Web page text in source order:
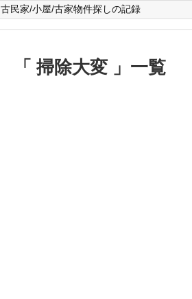
古民家/小屋/古家物件探しの記録
「 掃除大変 」一覧